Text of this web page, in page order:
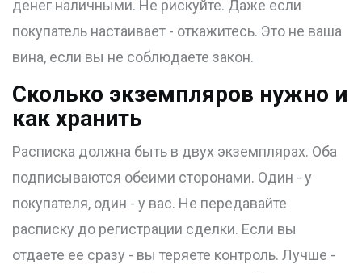
денег наличными. Не рискуйте. Даже если
покупатель настаивает - откажитесь. Это не ваша
вина, если вы не соблюдаете закон.
Сколько экземпляров нужно и
как хранить
Расписка должна быть в двух экземплярах. Оба
подписываются обеими сторонами. Один - у
покупателя, один - у вас. Не передавайте
расписку до регистрации сделки. Если вы
отдаете ее сразу - вы теряете контроль. Лучше -